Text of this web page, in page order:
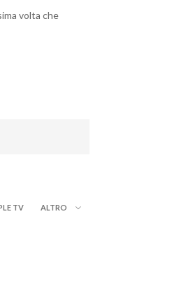
volta che
TV ALTRO